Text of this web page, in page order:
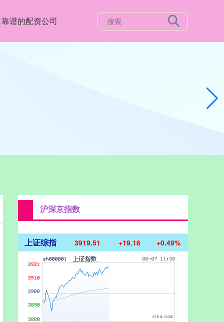
靠谱的配资公司
沪深京指数
上证综指 3919.51 +19.16 +0.49%